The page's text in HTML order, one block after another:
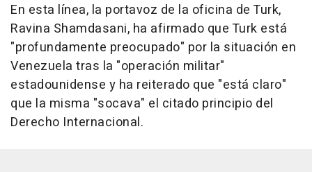
En esta línea, la portavoz de la oficina de Turk,
Ravina Shamdasani, ha afirmado que Turk está
"profundamente preocupado" por la situación en
Venezuela tras la "operación militar"
estadounidense y ha reiterado que "está claro"
que la misma "socava" el citado principio del
Derecho Internacional.